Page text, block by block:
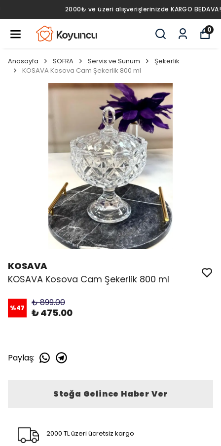
2000₺ ve üzeri alışverişlerinizde KARGO BEDAVA!
0
Anasayfa SOFRA Servis ve Sunum
Şekerlik
KOSAVA Kosova Cam Şekerlik 800 ml
KOSAVA
KOSAVA Kosova Cam Şekerlik 800 ml
%47 ₺ 899.00
₺ 475.00
Paylaş:
Stoğa Gelince Haber Ver
2000 TL üzeri ücretsiz kargo